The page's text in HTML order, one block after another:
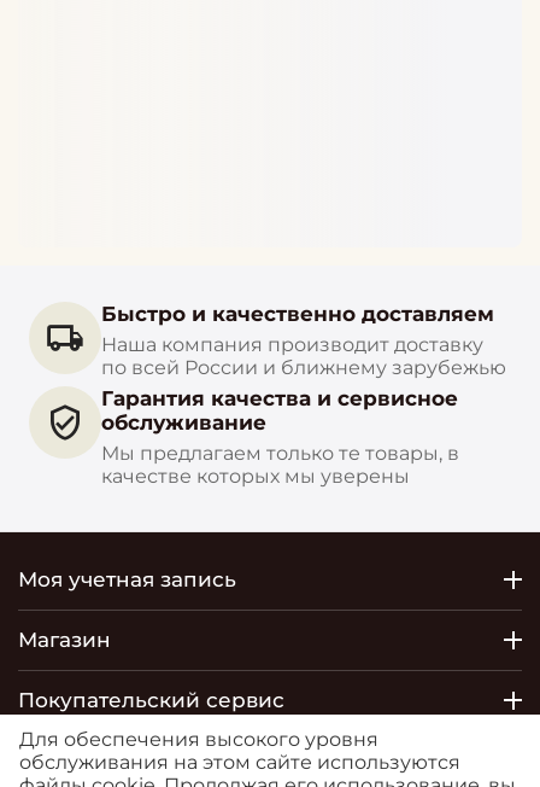
Быстро и качественно доставляем
Наша компания производит доставку
по всей России и ближнему зарубежью
Гарантия качества и сервисное
обслуживание
Мы предлагаем только те товары, в
качестве которых мы уверены
Моя учетная запись
Магазин
Покупательский сервис
Контакты
Для обеспечения высокого уровня
обслуживания на этом сайте используются